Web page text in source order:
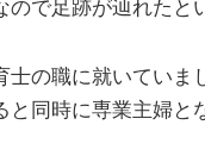
ので足跡が辿れたと
士の職に就いていま
同時に専業主婦と